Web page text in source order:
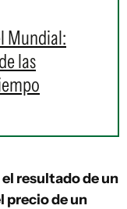
Mundial:
las
resultado de un
precio de un